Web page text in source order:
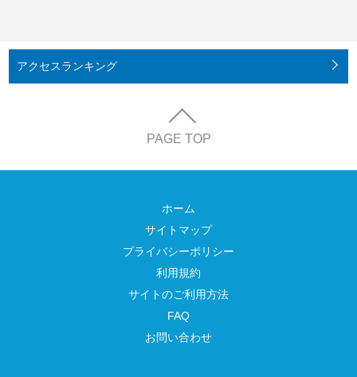
アクセスランキング
PAGE TOP
ホーム
サイトマップ
プライバシーポリシー
利用規約
サイトのご利用方法
FAQ
お問い合わせ